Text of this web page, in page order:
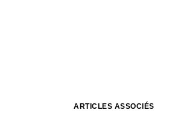
ARTICLES ASSOCIÉS